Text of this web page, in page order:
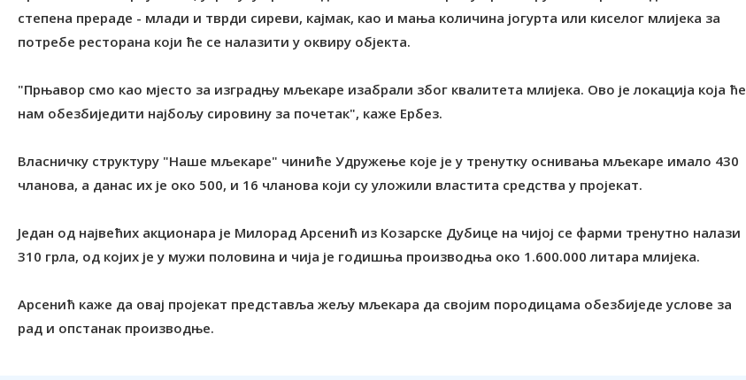
степена прераде - млади и тврди сиреви, кајмак, као и мања количина јогурта или киселог млијека за
потребе ресторана који ће се налазити у оквиру објекта.
"Прњавор смо као мјесто за изградњу мљекаре изабрали због квалитета млијека. Ово је локација која ће
нам обезбиједити најбољу сировину за почетак", каже Ербез.
Власничку структуру "Наше мљекаре" чиниће Удружење које је у тренутку оснивања мљекаре имало 430
чланова, а данас их је око 500, и 16 чланова који су уложили властита средства у пројекат.
Један од највећих акционара је Милорад Арсенић из Козарске Дубице на чијој се фарми тренутно налази
310 грла, од којих је у мужи половина и чија је годишња производња око 1.600.000 литара млијека.
Арсенић каже да овај пројекат представља жељу мљекара да својим породицама обезбиједе услове за
рад и опстанак производње.